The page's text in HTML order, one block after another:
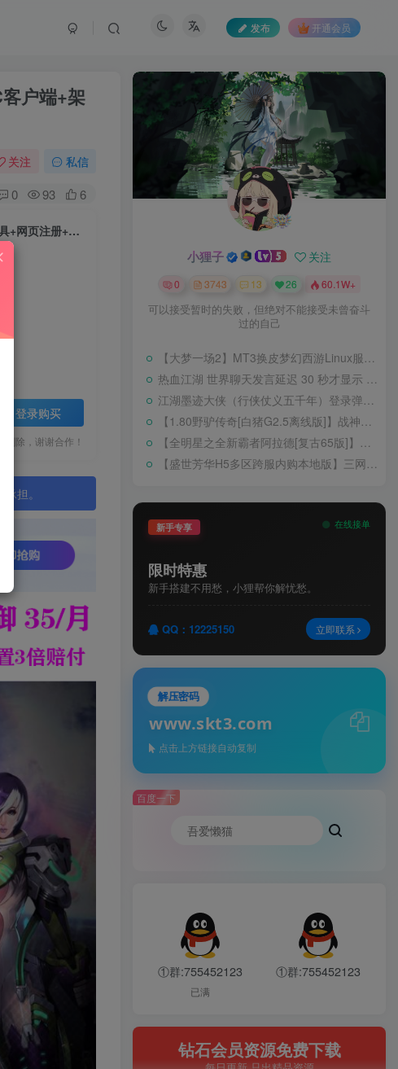
发布 开通会员
户端+架
关注 私信
0 93 6
【女皇之刃7职业汉化版】3D魔幻MMORPG端游Win服务端+GM工具+网页注册+PC客户端+架设教程
登录购买
除，谢谢合作！
担。
小狸子 关注
0 3743 13 26 60.1W+
可以接受暂时的失败，但绝对不能接受未曾奋斗
过的自己
【大梦一场2】MT3换皮梦幻西游Linux服务端+GM后台+源码+双端+架设教程
热血江湖 世界聊天发言延迟 30 秒才显示 BUG 修复教程
江湖墨迹大侠（行侠仗义五千年）登录弹出 WELCOME 提示无法进游戏修复教程
【1.80野驴传奇[白猪G2.5离线版]】战神引擎WIN服务端+GM工具+充值后台+安卓+架设教程
【全明星之全新霸者阿拉德[复古65版]】横版闯关手游Linux服务端+配套表+WEB管理后台+GM授权后台+双端+架设教程
【盛世芳华H5多区跨服内购本地版】三网H5宫斗养成游戏Linux手工服务端+CDK授权后台+安卓+架设教程
新手专享 在线接单
限时特惠
新手搭建不用愁，小狸帮你解忧愁。
QQ：12225150 立即联系
解压密码
www.skt3.com
点击上方链接自动复制
百度一下
①群:755452123
已满
①群:755452123
钻石会员资源免费下载